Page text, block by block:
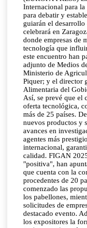
Internacional para
para debatir y
guiarán el
celebrará en
donde empresas de
tecnología que
este encuentro han
adjunto de Medios
Ministerio de
Piquer; y el director
Alimentaria del
Así, se prevé que el
oferta tecnológica,
más de 25 países.
nuevos productos y
avances en
agentes más
internacional,
calidad. FIGAN
"positiva", han
que cuenta con la
procedentes de 20
comenzado las
los pabellones,
solicitudes de
destacado evento.
los expositores la